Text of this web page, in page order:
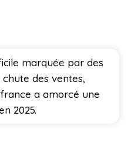
marquée par des
des ventes,
a amorcé une
2025.